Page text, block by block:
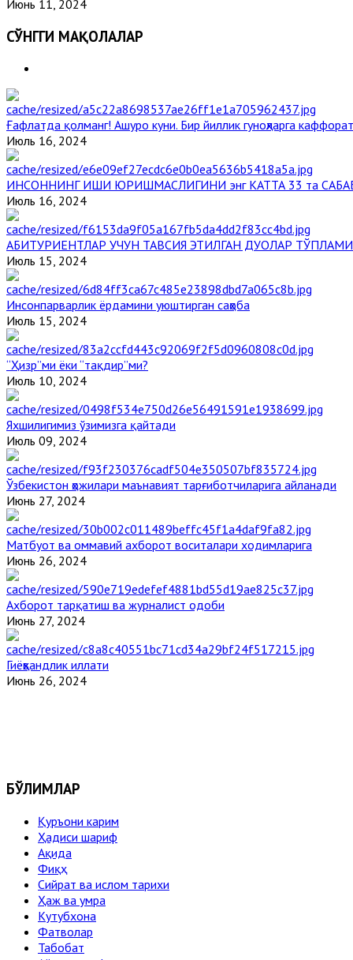
Июнь 11, 2024
СЎНГГИ МАҚОЛАЛАР
Ғафлатда қолманг! Ашуро куни. Бир йиллик гуноҳларга
Июль 16, 2024
ИНСОННИНГ ИШИ ЮРИШМАСЛИГИНИ энг КАТТА 33 та
Июль 16, 2024
АБИТУРИЕНТЛАР УЧУН ТАВСИЯ ЭТИЛГАН ДУОЛАР ТЎПЛАМИ
Июль 15, 2024
Инсонпарварлик ёрдамини уюштирган саҳоба
Июль 15, 2024
“Ҳизр”ми ёки “тақдир”ми?
Июль 10, 2024
Яхшилигимиз ўзимизга қайтади
Июль 09, 2024
Ўзбекистон ҳожилари маънавият тарғиботчиларига айланади
Июнь 27, 2024
Матбуот ва оммавий ахборот воситалари ходимларига
Июнь 26, 2024
Ахборот тарқатиш ва журналист одоби
Июнь 27, 2024
Гиёҳвандлик иллати
Июнь 26, 2024
БЎЛИМЛАР
Қуръони карим
Ҳадиси шариф
Ақида
Фиқҳ
Сийрат ва ислом тарихи
Ҳаж ва умра
Кутубхона
Фатволар
Табобат